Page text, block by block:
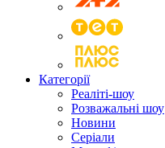
Категорії
Реаліті-шоу
Розважальні шоу
Новини
Серіали